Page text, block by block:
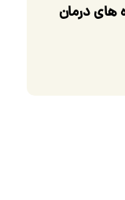
های درمان